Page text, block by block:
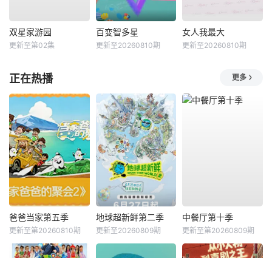
双星家游园
更新至第02集
百变智多星
更新至20260810期
女人我最大
更新至20260810期
正在热播 更多
爸爸当家第五季
更新至第20260810期
地球超新鲜第二季
更新至20260809期
中餐厅第十季
更新至第20260809期